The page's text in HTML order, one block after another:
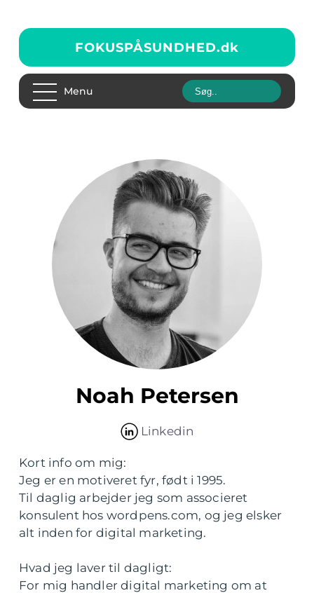
FOKUSPÅSUNDHED.dk
Menu
Noah Petersen
Linkedin
Kort info om mig:
Jeg er en motiveret fyr, født i 1995.
Til daglig arbejder jeg som associeret
konsulent hos wordpens.com, og jeg elsker
alt inden for digital marketing.
Hvad jeg laver til dagligt:
For mig handler digital marketing om at